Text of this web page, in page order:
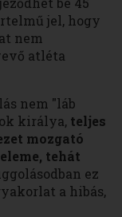
jel, hogy
nem
atléta
nem "láb
királya, teljes
mozgató
tehát
ez
a hibás,